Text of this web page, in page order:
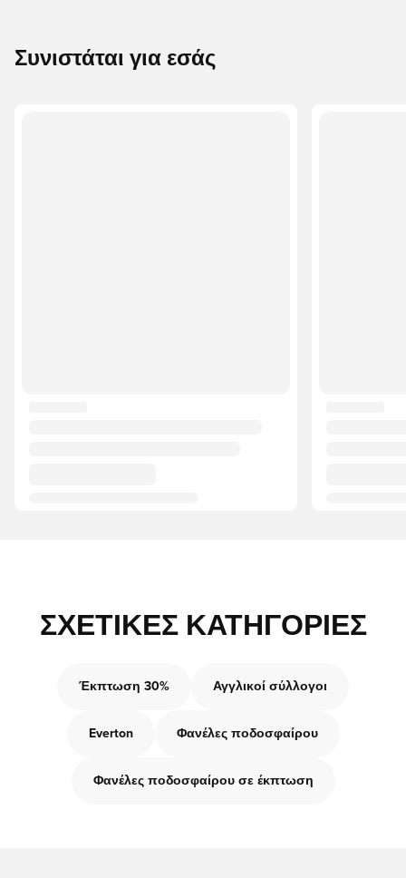
Συνιστάται για εσάς
ΣΧΕΤΙΚΈΣ ΚΑΤΗΓΟΡΊΕΣ
Έκπτωση 30% Αγγλικοί σύλλογοι
Everton Φανέλες ποδοσφαίρου
Φανέλες ποδοσφαίρου σε έκπτωση